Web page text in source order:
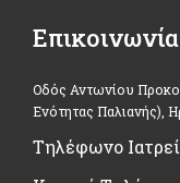
Επικοινωνία
Οδός Αντωνίου
Ενότητας Παλιανής),
Τηλέφωνο